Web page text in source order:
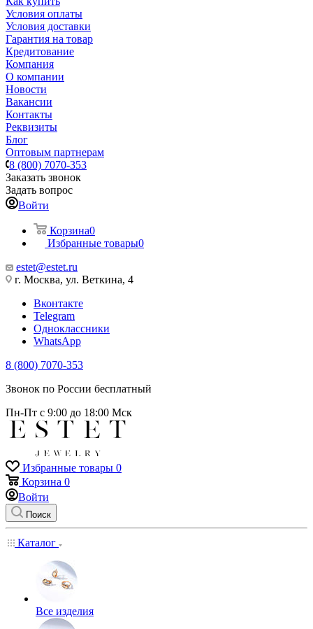
Условия оплаты
Условия доставки
Гарантия на товар
Кредитование
Компания
О компании
Новости
Вакансии
Контакты
Реквизиты
Блог
Оптовым партнерам
8 (800) 7070-353
Заказать звонок
Задать вопрос
Войти
Корзина0
Избранные товары0
estet@estet.ru
г. Москва, ул. Веткина, 4
Вконтакте
Telegram
Одноклассники
WhatsApp
8 (800) 7070-353
Звонок по России бесплатный
Пн-Пт с 9:00 до 18:00 Мск
Избранные товары 0
Корзина 0
Войти
Поиск
Каталог
Все изделия